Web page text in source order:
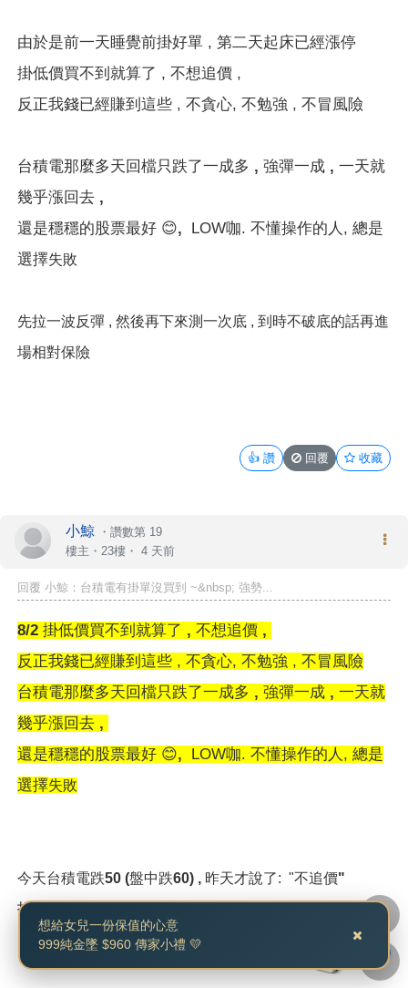
由於是前一天睡覺前掛好單 , 第二天起床已經漲停
掛低價買不到就算了 , 不想追價 ,
反正我錢已經賺到這些 , 不貪心, 不勉強 , 不冒風險
台積電那麼多天回檔只跌了一成多 , 強彈一成 , 一天就
幾乎漲回去 ,
還是穩穩的股票最好 😊, LOW咖. 不懂操作的人, 總是
選擇失敗
先拉一波反彈 , 然後再下來測一次底 , 到時不破底的話再進
場相對保險
👍 讚 回覆 收藏
小鯨 ・ 讚數第 19
樓主 ・23樓・ 4 天前
回覆 小鯨：台積電有掛單沒買到 ~&nbsp; 強勢...
8/2 掛低價買不到就算了 , 不想追價 ,
反正我錢已經賺到這些 , 不貪心, 不勉強 , 不冒風險
台積電那麼多天回檔只跌了一成多 , 強彈一成 , 一天就
幾乎漲回去 ,
還是穩穩的股票最好 😊, LOW咖. 不懂操作的人, 總是
選擇失敗
今天台積電跌50 (盤中跌60) , 昨天才說了: "不追價"
投資漲漲跌跌
想給女兒一份保值的心意
999純金墜 $960 傳家小禮 💛